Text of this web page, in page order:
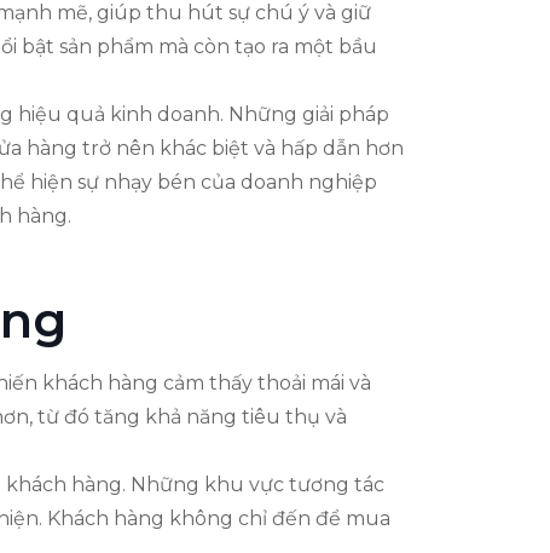
mẽ, giúp thu hút sự chú ý và giữ
bật sản phẩm mà còn tạo ra một bầu
hiệu quả kinh doanh. Những giải pháp
hàng trở nên khác biệt và hấp dẫn hơn
hiện sự nhạy bén của doanh nghiệp
hàng.
khách hàng cảm thấy thoải mái và
từ đó tăng khả năng tiêu thụ và
hàng. Những khu vực tương tác
Khách hàng không chỉ đến để mua